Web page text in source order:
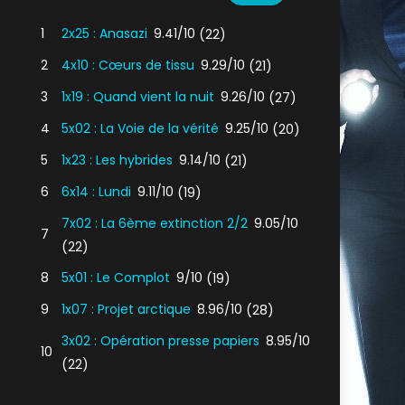
1 2x25 : Anasazi 9.41/10 (22)
2
4x10 : Cœurs de tissu 9.29/10 (21)
3
1x19 : Quand vient la nuit 9.26/10 (27)
4
5x02 : La Voie de la vérité 9.25/10 (20)
5
1x23 : Les hybrides 9.14/10 (21)
6
6x14 : Lundi 9.11/10 (19)
7
7x02 : La 6ème extinction 2/2 9.05/10
(22)
8
5x01 : Le Complot 9/10 (19)
9
1x07 : Projet arctique 8.96/10 (28)
10
3x02 : Opération presse papiers 8.95/10
(22)